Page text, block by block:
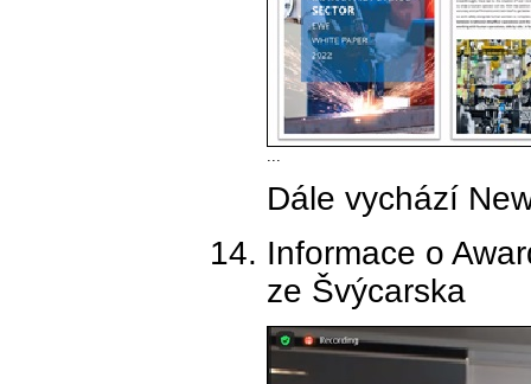
Dále vychází
Informace o
ze Švýcarska